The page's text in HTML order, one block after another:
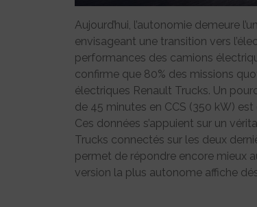
Aujourd’hui, l’autonomie demeure
envisageant une transition vers
performances des camions
confirme que 80% des missions
électriques Renault Trucks. Un
de 45 minutes en CCS (350 kW)
Ces données s’appuient sur un
Trucks connectés sur les deux
permet de répondre encore mieux
version la plus autonome affiche